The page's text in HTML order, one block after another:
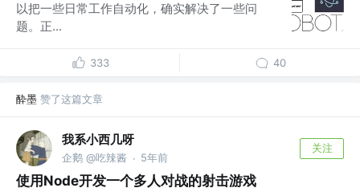
以把一些日常工作自动化，确实解决了一些问
题。正...
333 40
酔墨 赞了这篇文章
我系小西几呀
企鹅 @吃辣酱 · 5年前
关注
使用Node开发一个多人对战的射击游戏